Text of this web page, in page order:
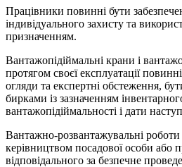
Працівники повинні бути
індивідуального захисту та
призначенням.
Вантажопідіймальні крани і
протягом своєї експлуатації
огляди та експертні обстеження,
бирками із зазначенням
вантажопідіймальності і дати
Вантажно-розвантажувальні
керівництвом посадової особи або
відповідального за безпечне